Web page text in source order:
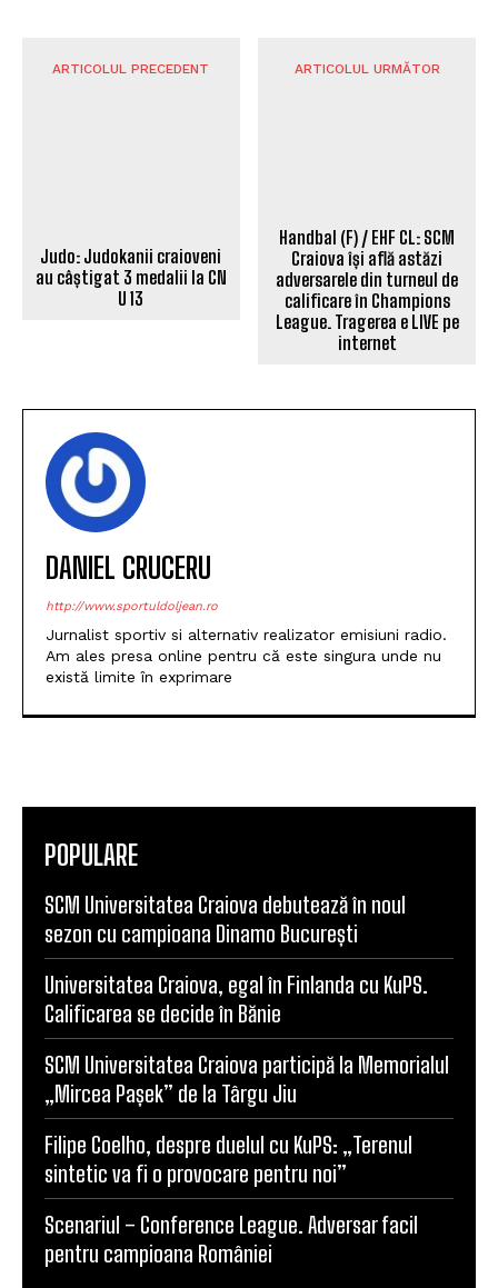
ARTICOLUL PRECEDENT ARTICOLUL URMĂTOR
Handbal (F) / EHF CL: SCM
Craiova își află astăzi
adversarele din turneul de
calificare în Champions
League. Tragerea e LIVE pe
internet
DANIEL CRUCERU
Jurnalist sportiv si alternativ realizator emisiuni radio.
Am ales presa online pentru că este singura unde nu
există limite în exprimare
POPULARE
SCM Universitatea Craiova debutează în noul
sezon cu campioana Dinamo București
Universitatea Craiova, egal în Finlanda cu KuPS.
Calificarea se decide în Bănie
SCM Universitatea Craiova participă la Memorialul
„Mircea Pașek” de la Târgu Jiu
Filipe Coelho, despre duelul cu KuPS: „Terenul
sintetic va fi o provocare pentru noi”
Scenariul – Conference League. Adversar facil
pentru campioana României